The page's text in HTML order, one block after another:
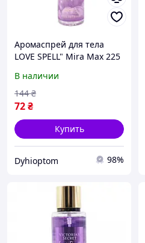
Аромаспрей для тела
LOVE SPELL" Mira Max 225
Victoria s Secret LOVE
SPELL)
В наличии
72₴
144 ₴
Купить
Dyhioptom 98%